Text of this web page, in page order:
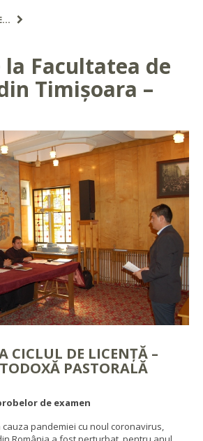
Facultatea de
Timișoara –
CICLUL DE LICENŢĂ –
PASTORALĂ
de examen
pandemiei cu noul coronavirus,